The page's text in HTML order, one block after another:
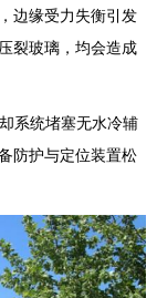
边缘受力失衡引发
裂玻璃，均会造成
系统堵塞无水冷辅
防护与定位装置松